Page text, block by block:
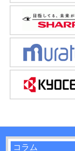
コラム